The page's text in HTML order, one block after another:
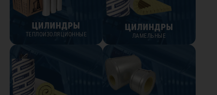
ЦИЛИНДРЫ
ТЕПЛОИЗОЛЯЦИОННЫЕ
ЦИЛИНДРЫ
ЛАМЕЛЬНЫЕ